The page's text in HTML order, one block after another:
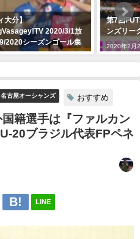
第7回FUTSAL地域女子チャンピオ
ンズリーグまとめ
2020年2月24日
名古屋オーシャンズ おすすめ
籍選手は『ファルカン
20ブラジル代表FPペネ
LINE